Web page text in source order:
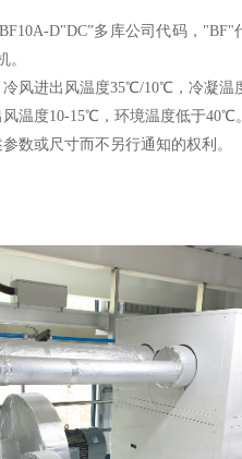
D"DC”多库公司代码，
。
风进出风温度35℃/10℃，冷凝温
温度10-15℃，环境温度低于40℃。
数或尺寸而不另行通知的权利。